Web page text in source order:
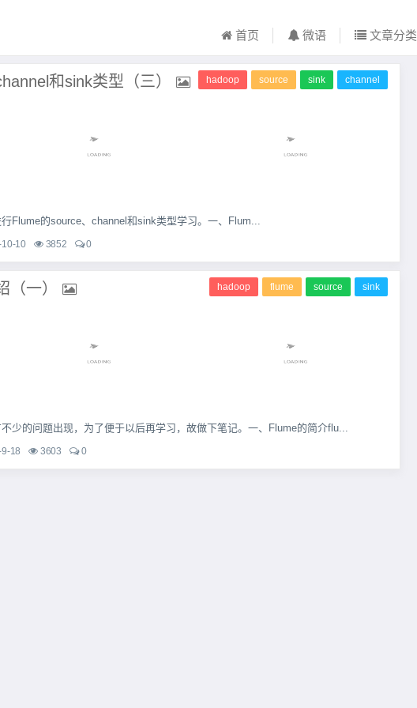
首页 微语 文章分类
hadoop source sink channel
和sink类型（三）
Flume的source、channel和sink类型学习。一、Flum...
10 3852 0
hadoop flume source sink
一）
少的问题出现，为了便于以后再学习，故做下笔记。一、Flume的简介flu...
18 3603 0